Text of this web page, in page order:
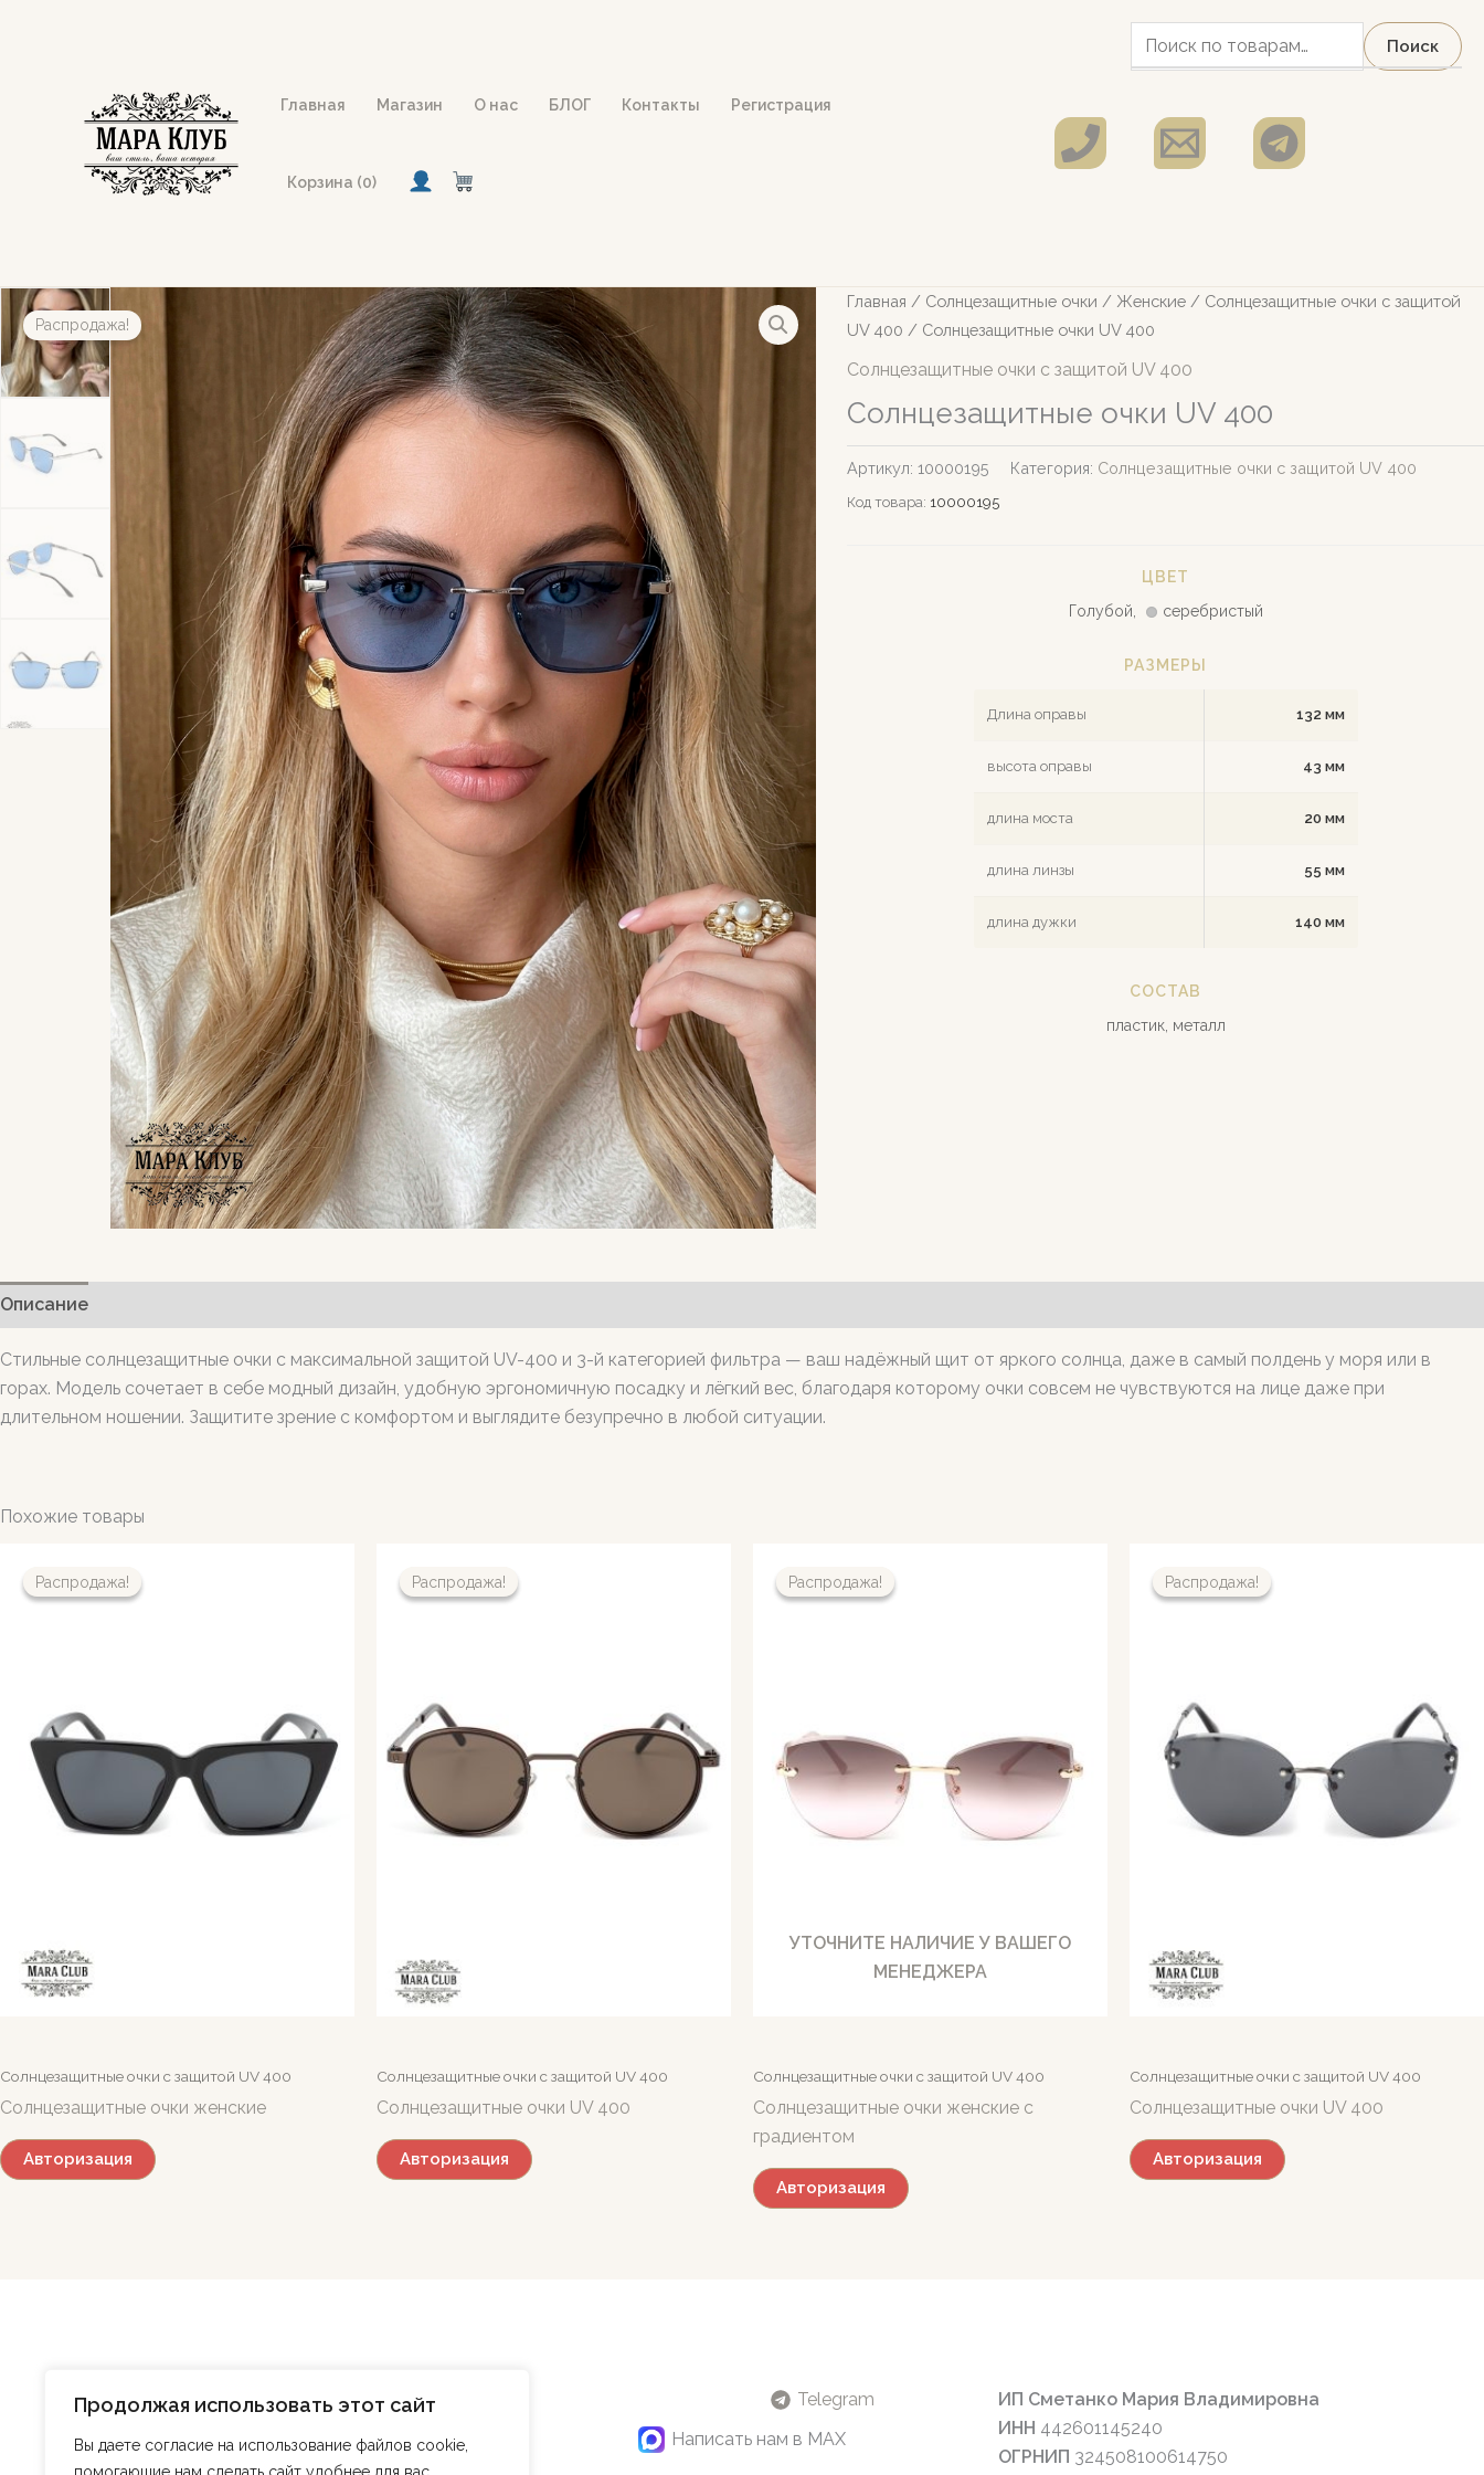
Продолжая использовать этот сайт
Вы даете согласие на использование файлов cookie,
Главная Магазин О нас БЛОГ Контакты Регистрация
Корзина (0)
Искать:
Поиск
Распродажа!
Главная / Солнцезащитные очки / Женские / Солнцезащитные очки c защитой
UV 400 / Солнцезащитные очки UV 400
Солнцезащитные очки c защитой UV 400
Солнцезащитные очки UV 400
Артикул:10000195 Категория: Солнцезащитные очки c защитой UV 400
Код товара: 10000195
ЦВЕТ
Голубой,
серебристый
РАЗМЕРЫ
Длина оправы 132 мм
высота оправы 43 мм
длина моста 20 мм
длина линзы 55 мм
длина дужки 140 мм
СОСТАВ
пластик, металл
Описание
Стильные солнцезащитные очки с максимальной защитой UV-400 и 3-й категорией фильтра — ваш надёжный щит от яркого солнца, даже в самый полдень у моря или в
горах. Модель сочетает в себе модный дизайн, удобную эргономичную посадку и лёгкий вес, благодаря которому очки совсем не чувствуются на лице даже при
длительном ношении. Защитите зрение с комфортом и выглядите безупречно в любой ситуации.
Похожие товары
Распродажа!
Распродажа!
Солнцезащитные очки c защитой UV 400
Солнцезащитные очки женские
Авторизация
Распродажа!
Распродажа!
Солнцезащитные очки c защитой UV 400
Солнцезащитные очки UV 400
Авторизация
Распродажа!
УТОЧНИТЕ НАЛИЧИЕ У ВАШЕГО
МЕНЕДЖЕРА
Распродажа!
Солнцезащитные очки c защитой UV 400
Солнцезащитные очки женские с
градиентом
Авторизация
Распродажа!
Распродажа!
Солнцезащитные очки c защитой UV 400
Солнцезащитные очки UV 400
Авторизация
Главная Магазин О нас
БЛОГ
Telegram
Написать нам в MAX
ИП Сметанко Мария Владимировна
ИНН 442601145240
ОГРНИП 324508100614750